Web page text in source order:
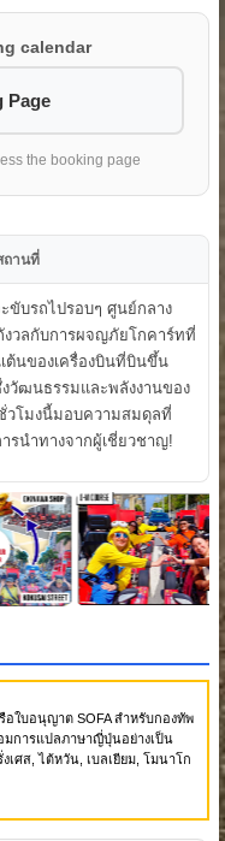
calendar
Page
the booking page
ถานที่
ขับรถไปรอบๆ ศูนย์กลาง
งวลกับการผจญภัยโกคาร์ทที่
ต้นของเครื่องบินที่บินขึ้น
ฒนธรรมและพลังงานของ
วโมงนี้มอบความสมดุลที่
รนำทางจากผู้เชี่ยวชาญ!
ใบอนุญาต SOFA สำหรับกองทัพ
การแปลภาษาญี่ปุ่นอย่างเป็น
ศส, ไต้หวัน, เบลเยียม, โมนาโก